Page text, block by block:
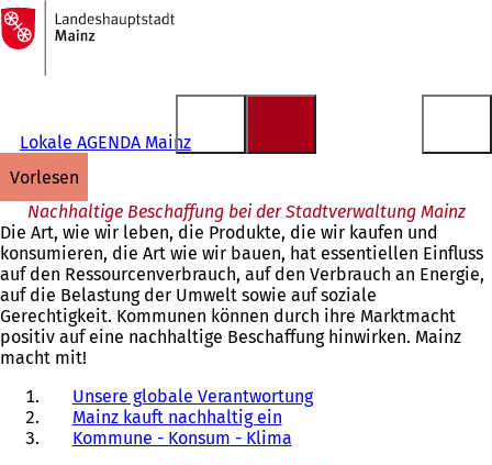
Inhalt anspringen
Zur
Startseite
Lokale AGENDA Mainz
vorlesen
Nachhaltige Beschaffung bei der Stadtverwaltung Mainz
Die Art, wie wir leben, die Produkte, die wir kaufen und
konsumieren, die Art wie wir bauen, hat essentiellen Einfluss
auf den Ressourcenverbrauch, auf den Verbrauch an Energie,
auf die Belastung der Umwelt sowie auf soziale
Gerechtigkeit. Kommunen können durch ihre Marktmacht
positiv auf eine nachhaltige Beschaffung hinwirken. Mainz
macht mit!
Unsere globale Verantwortung
Mainz kauft nachhaltig ein
Kommune - Konsum - Klima